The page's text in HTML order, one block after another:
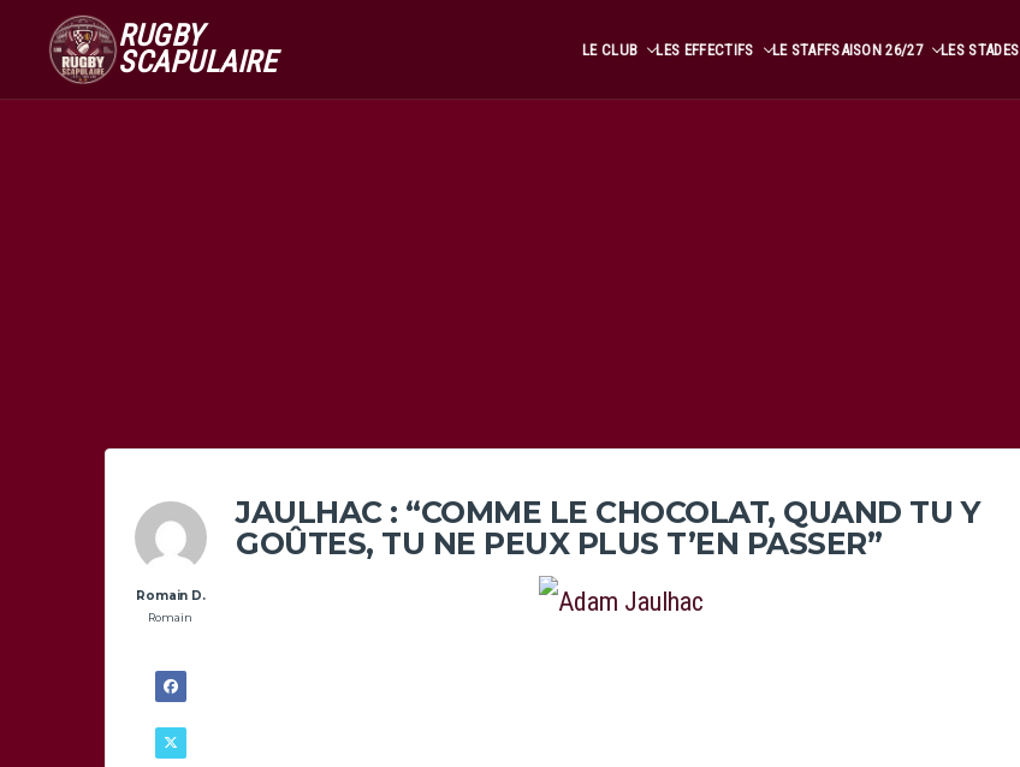
RUGBY
SCAPULAIRE LE CLUB LES EFFECTIFS LE STAFFSAISON 26/27 LES STADES
Romain D.
Romain
JAULHAC : “COMME LE CHOCOLAT, QUAND TU Y
GOÛTES, TU NE PEUX PLUS T’EN PASSER”